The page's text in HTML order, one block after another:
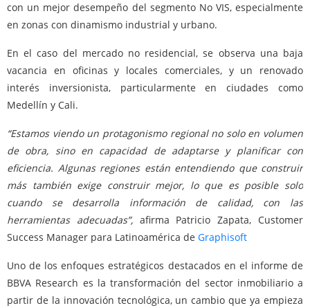
con un mejor desempeño del segmento No VIS, especialmente
en zonas con dinamismo industrial y urbano.
En el caso del mercado no residencial, se observa una baja
vacancia en oficinas y locales comerciales, y un renovado
interés inversionista, particularmente en ciudades como
Medellín y Cali.
“Estamos viendo un protagonismo regional no solo en volumen
de obra, sino en capacidad de adaptarse y planificar con
eficiencia. Algunas regiones están entendiendo que construir
más también exige construir mejor, lo que es posible solo
cuando se desarrolla información de calidad, con las
herramientas adecuadas”,afirma Patricio Zapata, Customer
Success Manager para Latinoamérica de Graphisoft
Uno de los enfoques estratégicos destacados en el informe de
BBVA Research es la transformación del sector inmobiliario a
partir de la innovación tecnológica, un cambio que ya empieza